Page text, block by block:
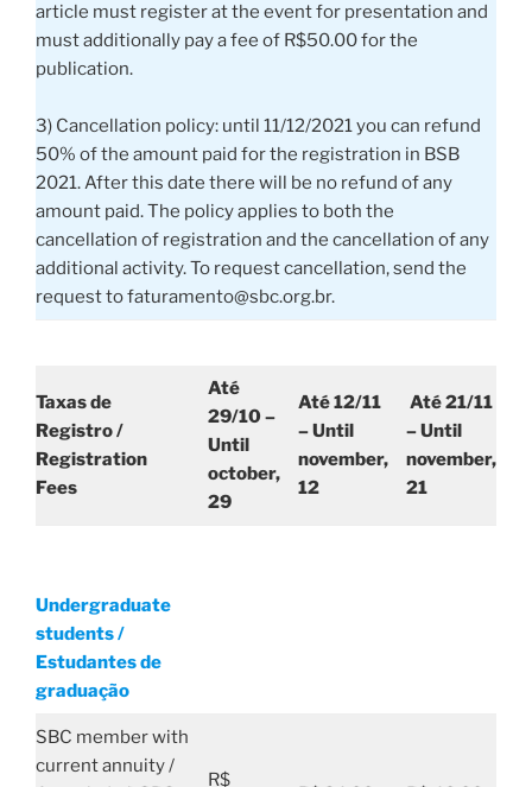
article must register at the event for presentation and
must additionally pay a fee of R$50.00 for the
publication.
3) Cancellation policy: until 11/12/2021 you can refund
50% of the amount paid for the registration in BSB
2021. After this date there will be no refund of any
amount paid. The policy applies to both the
cancellation of registration and the cancellation of any
additional activity. To request cancellation, send the
request to faturamento@sbc.org.br.
Taxas de
Registro /
Registration
Fees
Até
29/10 –
Until
october,
29
Até 12/11
– Until
november,
12
Até 21/11
– Until
november,
21
Undergraduate
students /
Estudantes de
graduação
SBC member with
current annuity /
R$